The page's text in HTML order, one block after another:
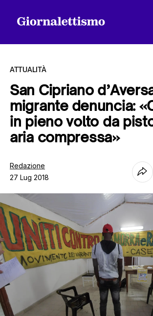
Tutti gli articoli
Contatti
ATTUALITÀ
San Cipriano
migrante denuncia:
in pieno volto da
aria compressa»
Redazione
27 Lug 2018